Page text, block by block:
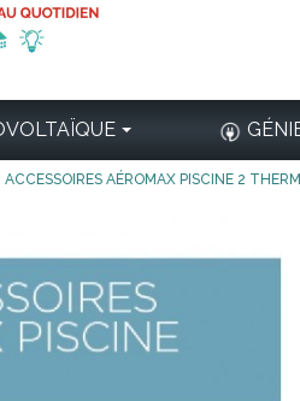
ACCESSOIRES AÉROMAX PISCINE 2